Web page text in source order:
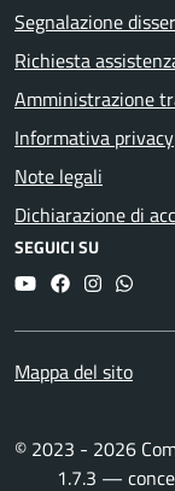
Segnalazione
Richiesta
Amministrazione
Informativa privacy
Note legali
Dichiarazione di
SEGUICI SU
YouTubeFacebookInstagram
Mappa del sito
© 2023 - 2026
1.7.3 —